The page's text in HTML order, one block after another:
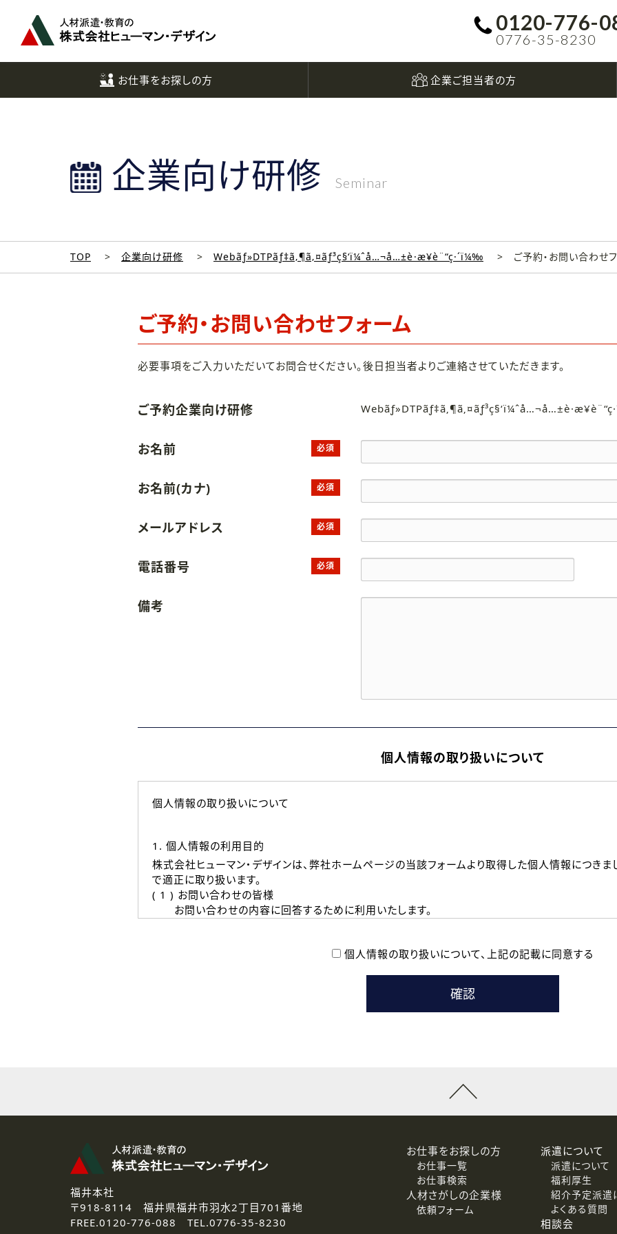
0120-776-
0776-35-8230
お仕事をお探しの方 企業ご担当者の方
企業向け研修 Seminar
TOP 企業向け研修 Webãƒ»DTPãƒ‡ã‚¶ã‚¤ãƒ³ç§‘ï¼ˆå…¬å…±è·æ¥­è¨“ç·´ï¼‰ ご予約・お問い合わせ
ご予約・お問い合わせフォーム
必要事項をご入力いただいてお問合せください。後日担当者よりご連絡させていただきます。
ご予約企業向け研修
お名前 必須
お名前(カナ) 必須
メールアドレス 必須
電話番号 必須
備考
個人情報の取り扱いについて
個人情報の取り扱いについて
1. 個人情報の利用目的
株式会社ヒューマン・デザインは、弊社ホームページの当該フォームより取得した個人情報につき
で適正に取り扱います。
( 1 ) お問い合わせの皆様
お問い合わせの内容に回答するために利用いたします。
本登録に関するご連絡および本登録時の参考情報として利用いたします。
なお、ご連絡手段は、電話・Ｅメールのいずれかの方法といたします。
3.個人情報の取り扱いの委託
弊社の定める個人情報保護の評価基準を満たした委託先に、個人情報を委託する場合があります。
4.個人情報の開示等について
ご提供いただいた個人情報の開示等（利用目的の通知、開示、訂正、追加または削除、利用の停止、
個人情報の取り扱いについて、 上記の記載に同意する
へ
福井本社
〒918-8114 福井県福井市羽水2丁目701番地
FREE.0120-776-088 TEL.0776-35-8230
お仕事をお探しの方
お仕事一覧
お仕事検索
人材さがしの企業様
依頼フォーム
派遣について
派遣について
福利厚生
紹介予定派遣
よくある質問
相談会